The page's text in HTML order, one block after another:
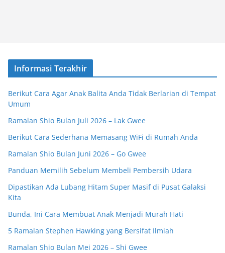
Informasi Terakhir
Berikut Cara Agar Anak Balita Anda Tidak Berlarian di Tempat
Umum
Ramalan Shio Bulan Juli 2026 – Lak Gwee
Berikut Cara Sederhana Memasang WiFi di Rumah Anda
Ramalan Shio Bulan Juni 2026 – Go Gwee
Panduan Memilih Sebelum Membeli Pembersih Udara
Dipastikan Ada Lubang Hitam Super Masif di Pusat Galaksi
Kita
Bunda, Ini Cara Membuat Anak Menjadi Murah Hati
5 Ramalan Stephen Hawking yang Bersifat Ilmiah
Ramalan Shio Bulan Mei 2026 – Shi Gwee